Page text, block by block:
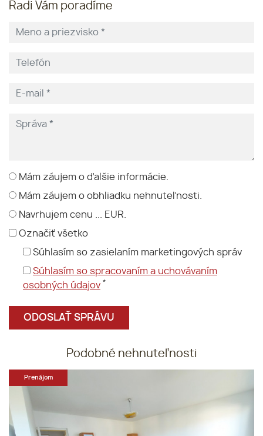
Radi Vám poradíme
Mám záujem o ďalšie informácie.
Mám záujem o obhliadku nehnuteľnosti.
Navrhujem cenu ... EUR.
Označiť všetko
Súhlasím so zasielaním marketingových správ
Súhlasím so spracovaním a uchovávaním
osobných údajov *
Podobné nehnuteľnosti
Prenájom